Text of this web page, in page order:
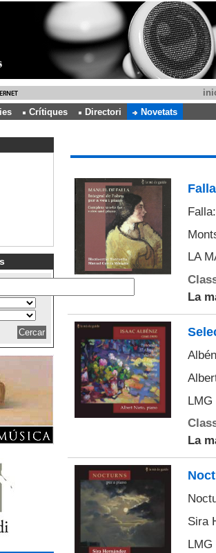
Crítiques Directori Novetats
LA
La
LMG
La
Sira
LMG